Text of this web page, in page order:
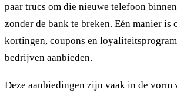
paar trucs om die nieuwe telefoon
zonder de bank te breken. Eén manier is
kortingen, coupons en
bedrijven aanbieden.
Deze aanbiedingen zijn vaak in de vorm